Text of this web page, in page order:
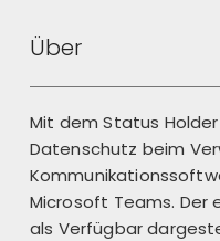
Über
Mit dem Status
Datenschutz beim
Microsoft Teams.
als Verfügbar